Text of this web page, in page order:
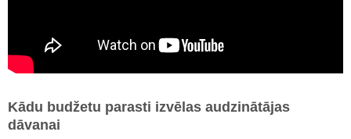
Kādu budžetu parasti izvēlas audzinātājas
dāvanai